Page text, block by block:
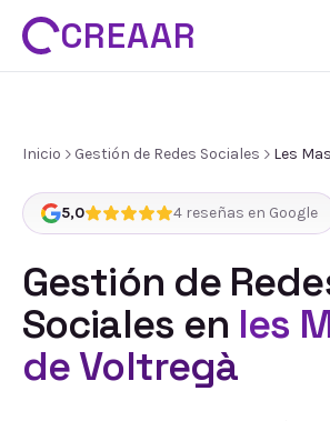
CREAAR
Inicio Gestión de Redes Sociales Les
5,0 4 reseñas en Google
Gestión de
Sociales en les
de Voltregà